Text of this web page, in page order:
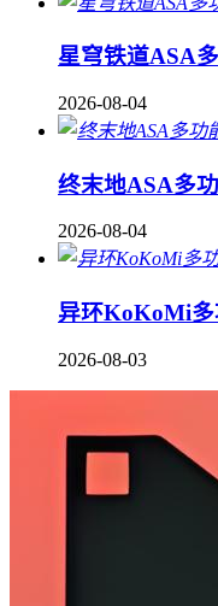
星穹铁道ASA
2026-08-04
终末地ASA多
2026-08-04
异环KoKoMi
2026-08-03